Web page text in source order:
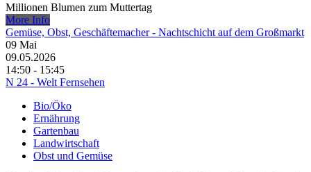
Millionen Blumen zum Muttertag
More Info
Gemüse, Obst, Geschäftemacher - Nachtschicht auf dem Großmarkt
09 Mai
09.05.2026
14:50 - 15:45
N 24 - Welt Fernsehen
Bio/Öko
Ernährung
Gartenbau
Landwirtschaft
Obst und Gemüse